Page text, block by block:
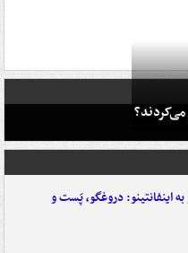
اینفانتینو: دروغگو، پَست‌ و